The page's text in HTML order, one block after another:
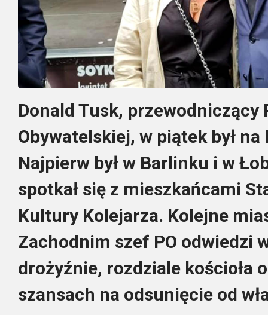
Donald Tusk,
Obywatelskiej, w piątek był
Najpierw był w Barlinku i w
spotkał się z mieszkańcami
Kultury Kolejarza. Kolejne
Zachodnim szef PO odwiedzi
drożyźnie, rozdziale kościoła
szansach na odsunięcie od